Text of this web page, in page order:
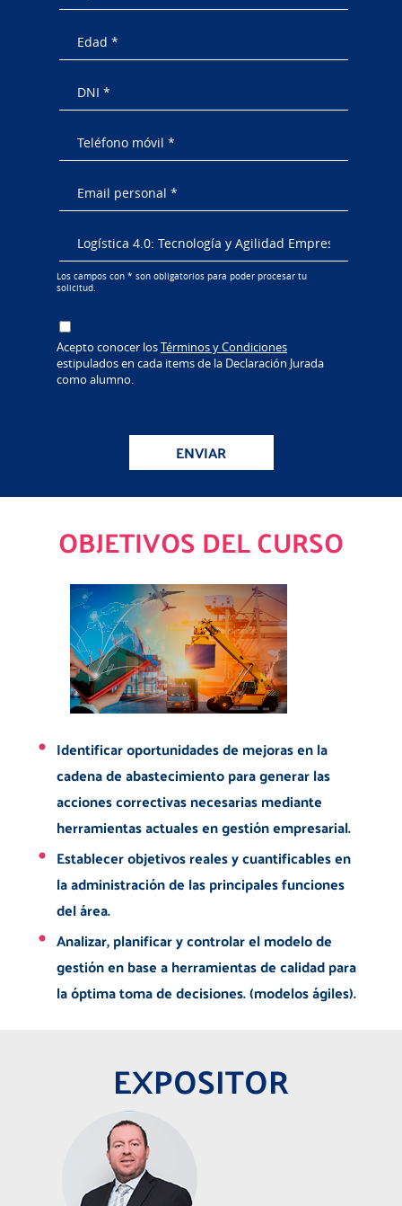
Los campos con * son obligatorios para poder procesar tu
solicitud.
Acepto conocer losTérminos y Condiciones
estipulados en cada items de la Declaración Jurada
como alumno.
ENVIAR
OBJETIVOS DEL CURSO
Identificar oportunidades de mejoras en la
cadena de abastecimiento para generar las
acciones correctivas necesarias mediante
herramientas actuales en gestión empresarial.
Establecer objetivos reales y cuantificables en
la administración de las principales funciones
del área.
Analizar, planificar y controlar el modelo de
gestión en base a herramientas de calidad para
la óptima toma de decisiones. (modelos ágiles).
EXPOSITOR